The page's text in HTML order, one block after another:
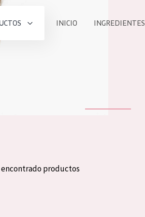
INICIO INGREDIENTES
encontrado productos